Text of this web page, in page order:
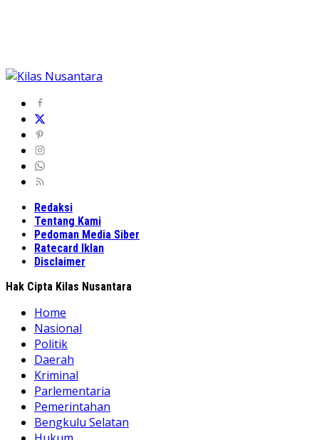
Redaksi
Tentang Kami
Pedoman Media Siber
Ratecard Iklan
Disclaimer
Hak Cipta Kilas Nusantara
Home
Nasional
Politik
Daerah
Kriminal
Parlementaria
Pemerintahan
Bengkulu Selatan